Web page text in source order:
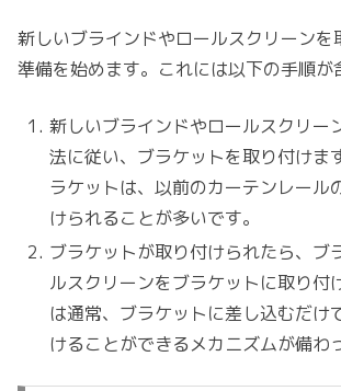
新しいブラインドやロールスクリーンを
準備を始めます。これには以下の手順が
新しいブラインドやロールスクリー
法に従い、ブラケットを取り付けま
ラケットは、以前のカーテンレール
けられることが多いです。
ブラケットが取り付けられたら、ブ
ルスクリーンをブラケットに取り付
は通常、ブラケットに差し込むだけ
けることができるメカニズムが備わ